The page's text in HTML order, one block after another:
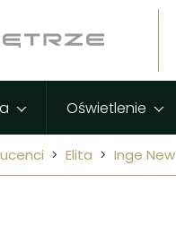
Oświetlenie
Elita Inge New